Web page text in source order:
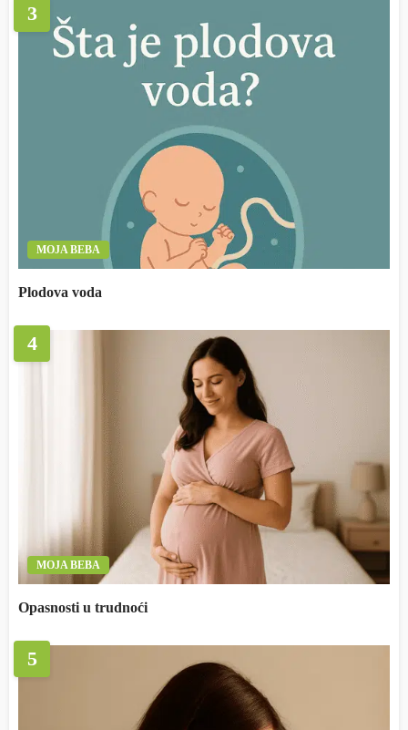
3
MOJA BEBA
Plodova voda
4
MOJA BEBA
Opasnosti u trudnoći
5